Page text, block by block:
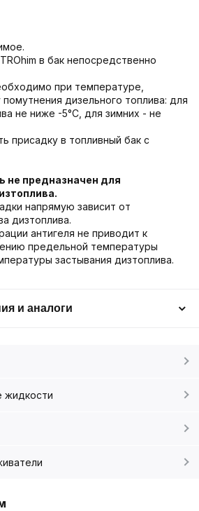
в бак непосредственно
при температуре,
дизельного топлива: для
не ниже -5°С, для зимних - не
присадку в топливный бак с
не предназначен для
напрямую зависит от
дизтоплива.
антигеля не приводит к
предельной температуры
застывания дизтоплива.
и аналоги
жидкости